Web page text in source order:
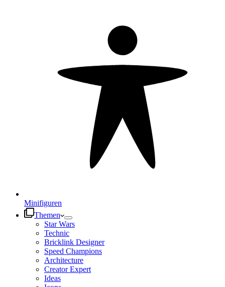
Minifiguren
Themen
Star Wars
Technic
Bricklink Designer
Speed Champions
Architecture
Creator Expert
Ideas